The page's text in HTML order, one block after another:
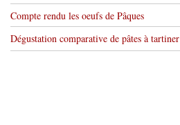
Compte rendu les oeufs de Pâques
Dégustation comparative de pâtes à tartiner